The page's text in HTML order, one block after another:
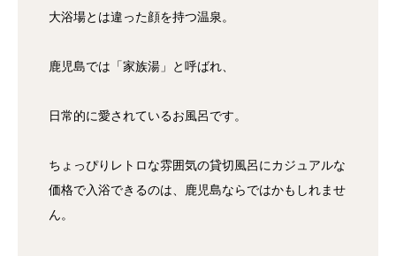
大浴場とは違った顔を持つ温泉。
鹿児島では「家族湯」と呼ばれ、
日常的に愛されているお風呂です。
ちょっぴりレトロな雰囲気の貸切風呂にカジュアルな
価格で入浴できるのは、鹿児島ならではかもしれませ
ん。